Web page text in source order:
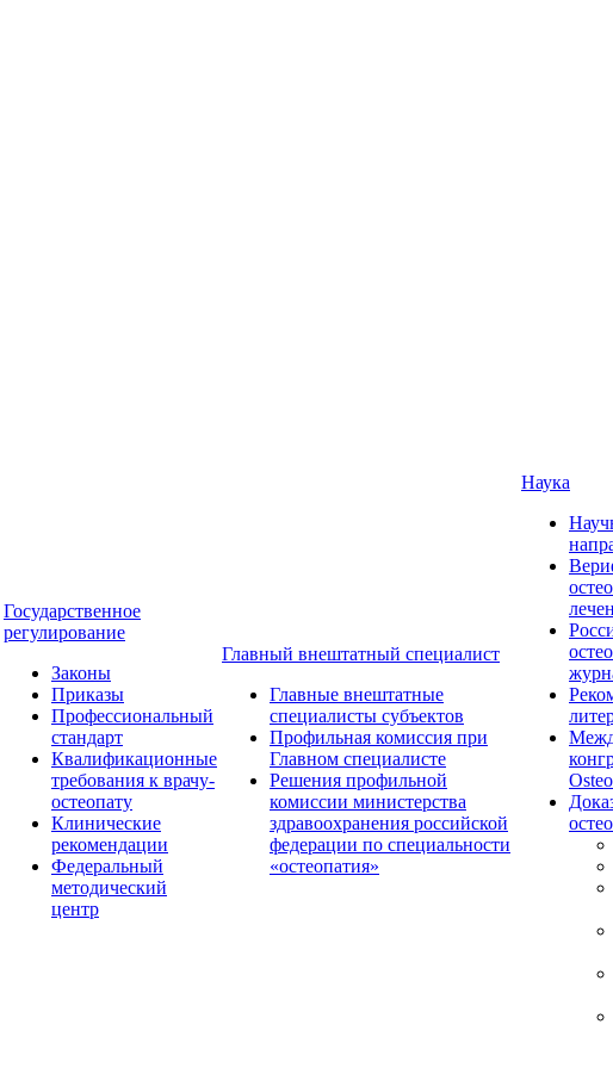
Государственное
регулирование
Законы
Приказы
Профессиональный
стандарт
Квалификационные
требования к врачу-
остеопату
Клинические
рекомендации
Федеральный
методический
центр
Главный внештатный специалист
Главные внештатные
специалисты субъектов
Профильная комиссия при
Главном специалисте
Решения профильной
комиссии министерства
здравоохранения российской
федерации по специальности
«остеопатия»
Наука